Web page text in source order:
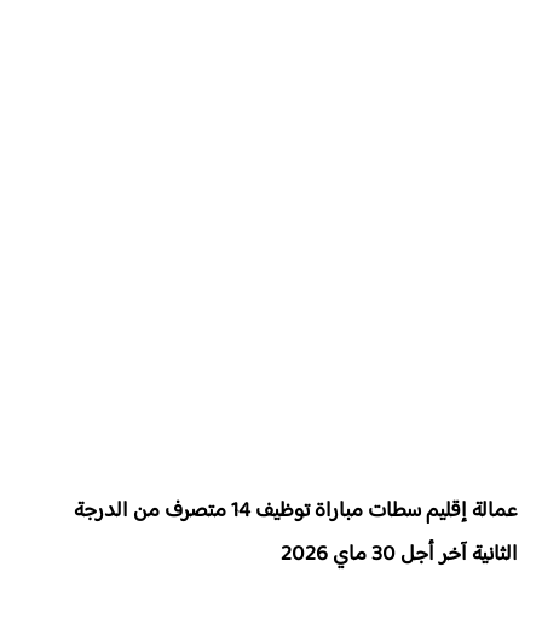
عمالة إقليم سطات مباراة توظيف 14 متصرف من الدرجة
الثانية آخر أجل 30 ماي 2026